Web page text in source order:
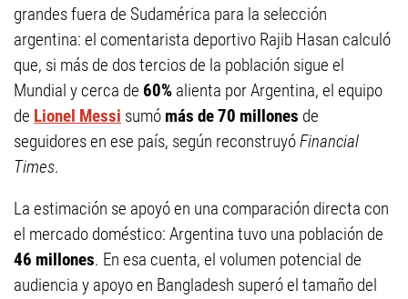
grandes fuera de Sudamérica para la selección
argentina: el comentarista deportivo Rajib Hasan calculó
que, si más de dos tercios de la población sigue el
Mundial y cerca de 60% alienta por Argentina, el equipo
de Lionel Messi sumó más de 70 millones de
seguidores en ese país, según reconstruyóFinancial
Times.
La estimación se apoyó en una comparación directa con
el mercado doméstico: Argentina tuvo una población de
46 millones. En esa cuenta, el volumen potencial de
audiencia y apoyo en Bangladesh superó el tamaño del